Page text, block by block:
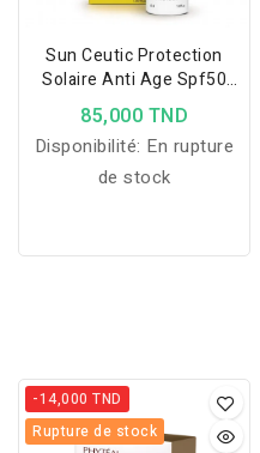
Sun Ceutic Protection
Solaire Anti Age Spf50
Dermaceutic
85,000 TND
Disponibilité: En rupture
de stock
-14,000 TND
Rupture de stock